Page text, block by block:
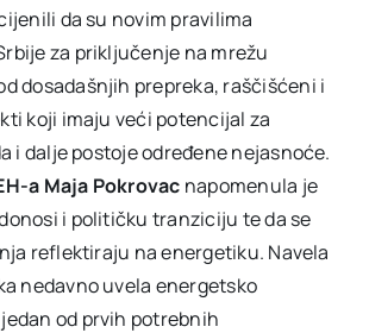
da su novim pravilima
za priključenje na mrežu
dosadašnjih prepreka, raščišćeni i
koji imaju veći potencijal za
i dalje postoje određene nejasnoće.
a Maja Pokrovac napomenula je
i političku tranziciju te da se
reflektiraju na energetiku. Navela
nedavno uvela energetsko
od prvih potrebnih